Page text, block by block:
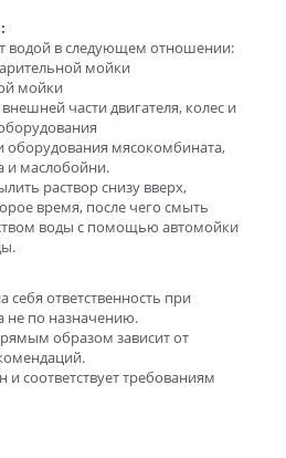
водой в следующем отношении:
мойки
мойки
части двигателя, колес и
оборудования мясокомбината,
и маслобойни.
раствор снизу вверх,
время, после чего смыть
воды с помощью автомойки
себя ответственность при
не по назначению.
образом зависит от
соответствует требованиям